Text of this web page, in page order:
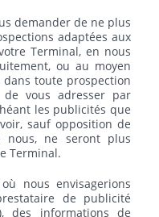
demander de ne plus
adaptées aux
Terminal, en nous
ou au moyen
toute prospection
vous adresser par
les publicités que
sauf opposition de
nous, ne seront plus
Terminal.
nous envisagerions
de publicité
des informations de